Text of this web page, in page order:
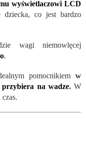
wyświetlaczowi LCD
dziecka, co jest bardzo
wagi niemowlęcej
.
pomocnikiem w
na wadze.W